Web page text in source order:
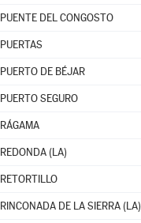
PUENTE DEL CONGOSTO
PUERTAS
PUERTO DE BÉJAR
PUERTO SEGURO
RÁGAMA
REDONDA (LA)
RETORTILLO
RINCONADA DE LA SIERRA (LA)